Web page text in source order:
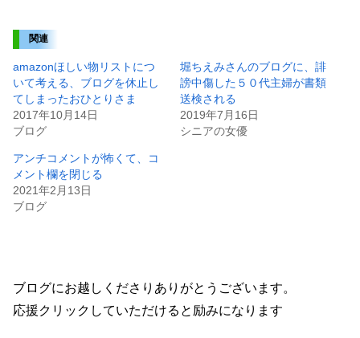
関連
amazonほしい物リストにつ
いて考える、ブログを休止し
てしまったおひとりさま
2017年10月14日
ブログ
堀ちえみさんのブログに、誹
謗中傷した５０代主婦が書類
送検される
2019年7月16日
シニアの女優
アンチコメントが怖くて、コ
メント欄を閉じる
2021年2月13日
ブログ
ブログにお越しくださりありがとうございます。
応援クリックしていただけると励みになります